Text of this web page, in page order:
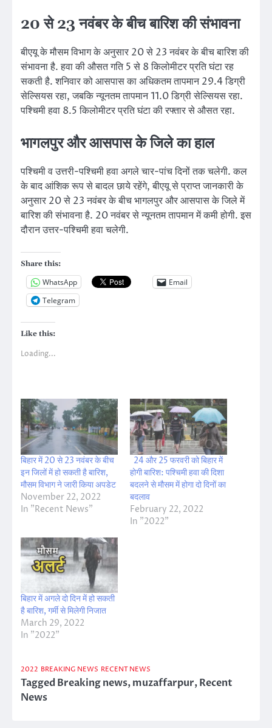
20 से 23 नवंबर के बीच बारिश की संभावना
बीएयू के मौसम विभाग के अनुसार 20 से 23 नवंबर के बीच बारिश की
संभावना है. हवा की औसत गति 5 से 8 किलोमीटर प्रति घंटा रह
सकती है. शनिवार को आसपास का अधिकतम तापमान 29.4 डिग्री
सेल्सियस रहा, जबकि न्यूनतम तापमान 11.0 डिग्री सेल्सियस रहा.
पश्चिमी हवा 8.5 किलोमीटर प्रति घंटा की रफ्तार से औसत रहा.
भागलपुर और आसपास के जिले का हाल
पश्चिमी व उत्तरी-पश्चिमी हवा अगले चार-पांच दिनों तक चलेगी. कल
के बाद आंशिक रूप से बादल छाये रहेंगे, बीएयू से प्राप्त जानकारी के
अनुसार 20 से 23 नवंबर के बीच भागलपुर और आसपास के जिले में
बारिश की संभावना है. 20 नवंबर से न्यूनतम तापमान में कमी होगी. इस
दौरान उत्तर-पश्चिमी हवा चलेगी.
Share this:
WhatsApp
Email
Telegram
Like this:
Loading...
बिहार में 20 से 23 नवंबर के बीच
इन जिलों में हो सकती है बारिश,
मौसम विभाग ने जारी किया अपडेट
November 22, 2022
In "Recent News"
24 और 25 फरवरी को बिहार में
होगी बारिश: पश्चिमी हवा की दिशा
बदलने से मौसम में होगा दो दिनों का
बदलाव
February 22, 2022
In "2022"
बिहार में अगले दो दिन में हो सकती
है बारिश, गर्मी से मिलेगी निजात
March 29, 2022
In "2022"
2022 BREAKING NEWS RECENT NEWS
TaggedBreaking news,muzaffarpur,Recent
News